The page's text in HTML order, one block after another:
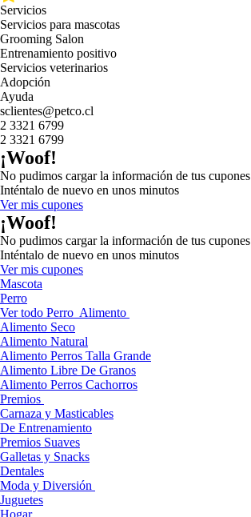
Servicios
Servicios para mascotas
Grooming Salon
Entrenamiento positivo
Servicios veterinarios
Adopción
Ayuda
sclientes@petco.cl
2 3321 6799
2 3321 6799
¡Woof!
No pudimos cargar la información de tus cupones
Inténtalo de nuevo en unos minutos
Ver mis cupones
¡Woof!
No pudimos cargar la información de tus cupones
Inténtalo de nuevo en unos minutos
Ver mis cupones
Mascota
Perro
Ver todo Perro Alimento
Alimento Seco
Alimento Natural
Alimento Perros Talla Grande
Alimento Libre De Granos
Alimento Perros Cachorros
Premios
Carnaza y Masticables
De Entrenamiento
Premios Suaves
Galletas y Snacks
Dentales
Moda y Diversión
Juguetes
Hogar